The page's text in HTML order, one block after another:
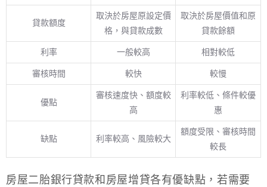
貸款額度
取決於房屋原設定價
格，與貸款成數
取決於房屋價值和原
貸款餘額
利率 一般較高 相對較低
審核時間 較快 較慢
優點
審核速度快、額度較
高
利率較低、條件較優
惠
缺點 利率較高、風險較大
額度受限、審核時間
較長
房屋二胎銀行貸款和房屋增貸各有優缺點，若需要